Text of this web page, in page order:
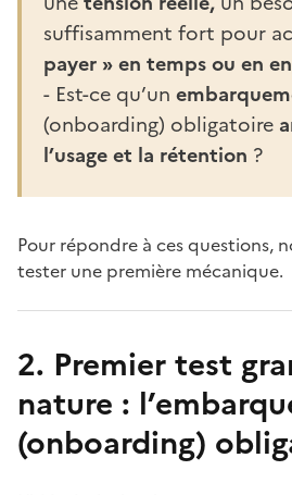
suffisamment fort pour
payer » en temps ou en
- Est-ce qu’un
(onboarding) obligatoire
l’usage et la rétention ?
Pour répondre à ces questions,
tester une première mécanique.
2. Premier test
nature :
(onboarding)